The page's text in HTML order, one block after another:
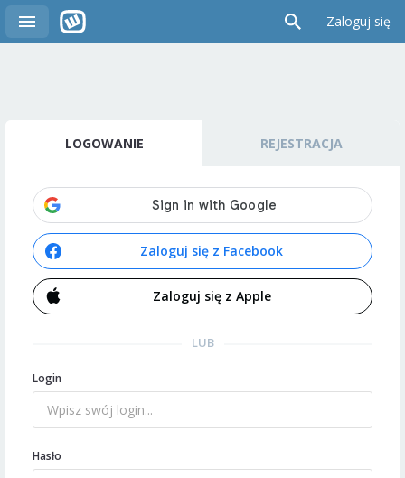
Zaloguj się
LOGOWANIE REJESTRACJA
Zaloguj się z Facebook
Zaloguj się z Apple
LUB
Login
Hasło